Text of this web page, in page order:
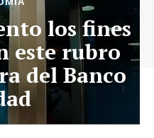
los fines
este rubro
del Banco